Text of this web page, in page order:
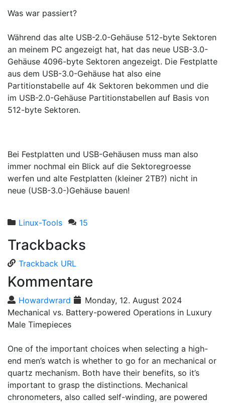
Was war passiert?
Während das alte USB-2.0-Gehäuse 512-byte Sektoren
an meinem PC angezeigt hat, hat das neue USB-3.0-
Gehäuse 4096-byte Sektoren angezeigt. Die Festplatte
aus dem USB-3.0-Gehäuse hat also eine
Partitionstabelle auf 4k Sektoren bekommen und die
im USB-2.0-Gehäuse Partitionstabellen auf Basis von
512-byte Sektoren.
Bei Festplatten und USB-Gehäusen muss man also
immer nochmal ein Blick auf die Sektoregroesse
werfen und alte Festplatten (kleiner 2TB?) nicht in
neue (USB-3.0-)Gehäuse bauen!
Linux-Tools 15
Trackbacks
Trackback URL
Kommentare
Howardwrard
Monday, 12. August 2024
Mechanical vs. Battery-powered Operations in Luxury
Male Timepieces
One of the important choices when selecting a high-
end men’s watch is whether to go for an mechanical or
quartz mechanism. Both have their benefits, so it’s
important to grasp the distinctions. Mechanical
chronometers, also called self-winding, are powered